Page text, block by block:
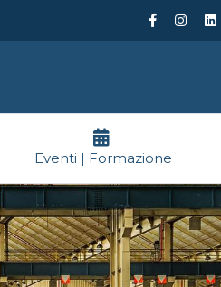
Eventi | Formazione